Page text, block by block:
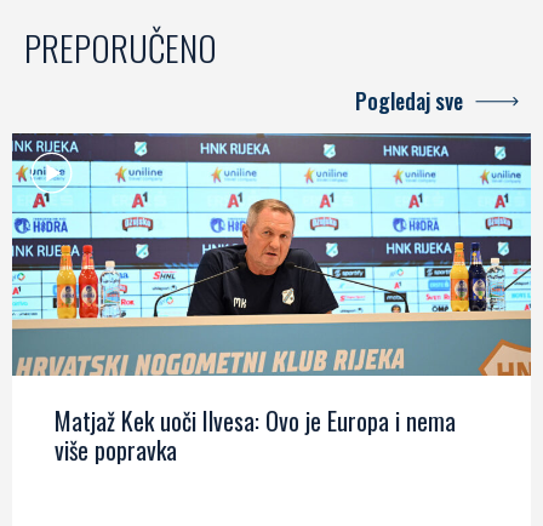
PREPORUČENO
Pogledaj sve
Matjaž Kek uoči Ilvesa: Ovo je Europa i nema
više popravka